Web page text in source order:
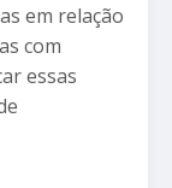
em relação
com
essas